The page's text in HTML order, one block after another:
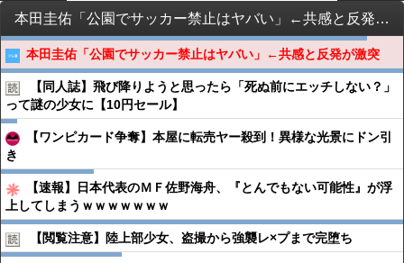
本田圭佑「公園でサッカー禁止はヤバい」←共感と反発が激突
本田圭佑「公園でサッカー禁止はヤバい」←共感と反発が激突
【同人誌】飛び降りようと思ったら「死ぬ前にエッチしない？」
って謎の少女に【10円セール】
【ワンピカード争奪】本屋に転売ヤー殺到！異様な光景にドン引
き
【速報】日本代表のＭＦ佐野海舟、『とんでもない可能性』が浮
上してしまうｗｗｗｗｗｗｗ
【閲覧注意】陸上部少女、盗撮から強襲レ×プまで完堕ち